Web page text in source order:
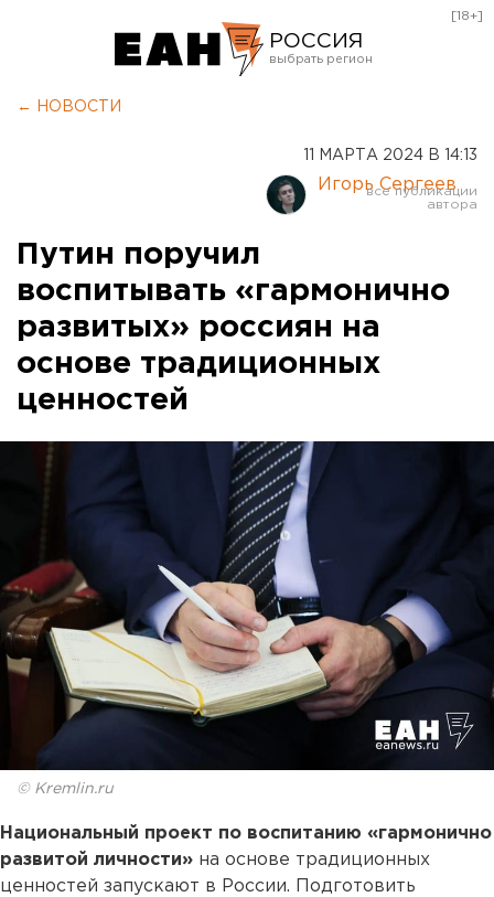
РОССИЯ
Курган
Оренбург
[18+]
← НОВОСТИ
11 МАРТА 2024 В 14:13
Игорь Сергеев
Путин поручил
воспитывать «гармонично
развитых» россиян на
основе традиционных
ценностей
© Kremlin.ru
Национальный проект по воспитанию «гармонично
развитой личности» на основе традиционных
ценностей запускают в России. Подготовить